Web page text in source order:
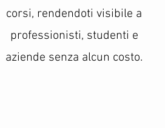
corsi, rendendoti visibile a
professionisti, studenti e
aziende senza alcun costo.